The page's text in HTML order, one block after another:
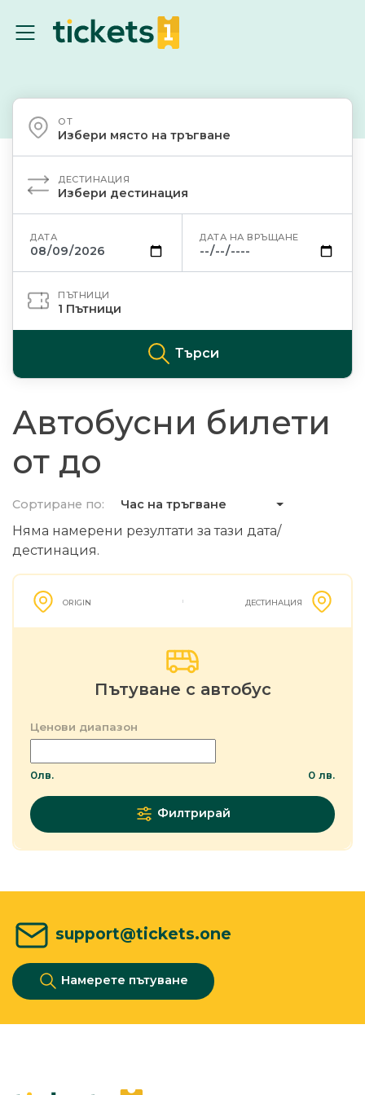
ОТ
Избери място на тръгване
ДЕСТИНАЦИЯ
Избери дестинация
ДАТА ДАТА НА ВРЪЩАНЕ
ПЪТНИЦИ
1 Пътници
Търси
Автобусни билети
от до
Сортиране по: Час на тръгване
Няма намерени резултати за тази дата/
дестинация.
ORIGIN ДЕСТИНАЦИЯ
Пътуване с автобус
Ценови диапазон
0лв. 0 лв.
Филтрирай
support@tickets.one
Намерете пътуване